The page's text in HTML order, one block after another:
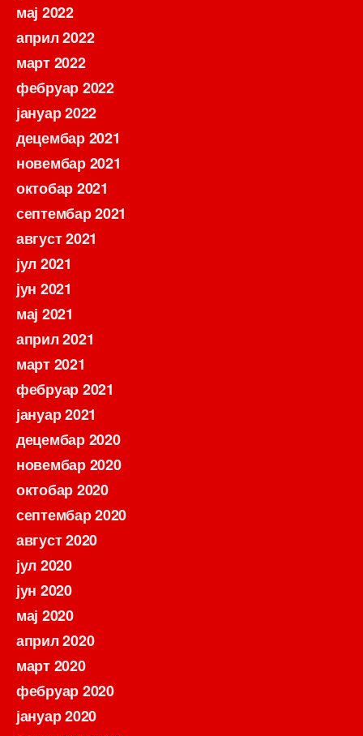
мај 2022
април 2022
март 2022
фебруар 2022
јануар 2022
децембар 2021
новембар 2021
октобар 2021
септембар 2021
август 2021
јул 2021
јун 2021
мај 2021
април 2021
март 2021
фебруар 2021
јануар 2021
децембар 2020
новембар 2020
октобар 2020
септембар 2020
август 2020
јул 2020
јун 2020
мај 2020
април 2020
март 2020
фебруар 2020
јануар 2020